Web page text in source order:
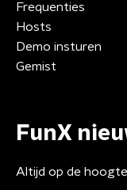
Frequenties
Hosts
Demo insturen
Gemist
FunX
Altijd op de